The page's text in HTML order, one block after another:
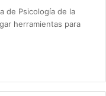
de Psicología de la
herramientas para